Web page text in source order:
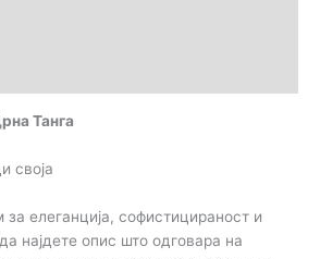
Танга
своја
за елеганција, софистицираност и
најдете опис што одговара на